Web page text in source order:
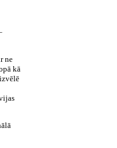
ne
kā